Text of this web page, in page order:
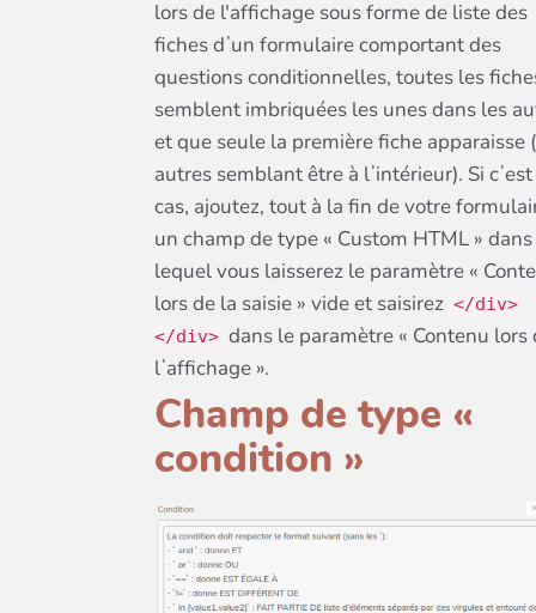
lors de l'affichage sous forme de liste des
fiches dʼun formulaire comportant des
questions conditionnelles, toutes les
semblent imbriquées les unes dans les
et que seule la première fiche apparaisse
autres semblant être à lʼintérieur). Si
cas, ajoutez, tout à la fin de votre
un champ de type « Custom HTML » dans
lequel vous laisserez le paramètre «
lors de la saisie » vide et saisirez </div>
</div> dans le paramètre « Contenu lors
lʼaffichage ».
Champ de type «
condition »